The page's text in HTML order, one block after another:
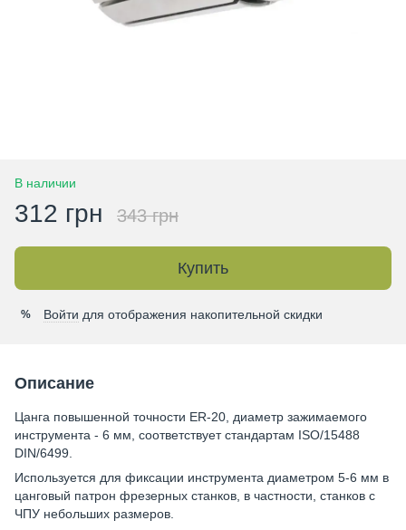
В наличии
312 грн 343 грн
Купить
% Войти для отображения накопительной скидки
Описание
Цанга повышенной точности ER-20, диаметр зажимаемого
инструмента - 6 мм, соответствует стандартам ISO/15488
DIN/6499.
Используется для фиксации инструмента диаметром 5-6 мм в
цанговый патрон фрезерных станков, в частности, станков с
ЧПУ небольших размеров.